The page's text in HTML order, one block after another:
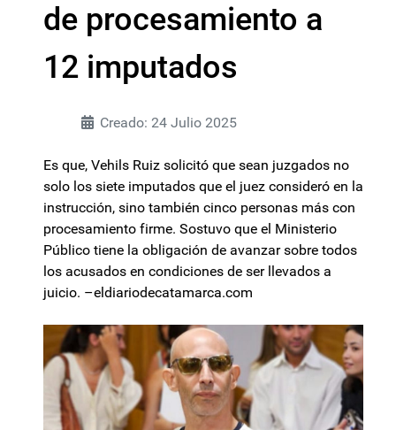
de procesamiento a
12 imputados
Creado: 24 Julio 2025
Es que, Vehils Ruiz solicitó que sean juzgados no
solo los siete imputados que el juez consideró en la
instrucción, sino también cinco personas más con
procesamiento firme. Sostuvo que el Ministerio
Público tiene la obligación de avanzar sobre todos
los acusados en condiciones de ser llevados a
juicio. –eldiariodecatamarca.com